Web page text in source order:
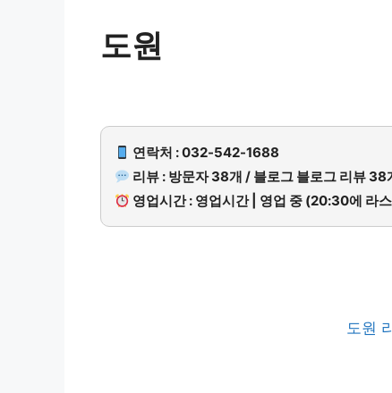
도원
연락처 : 032-542-1688
리뷰 : 방문자 38개 / 블로그 블로그 리뷰 38
영업시간 : 영업시간 | 영업 중 (20:30에 라
도원